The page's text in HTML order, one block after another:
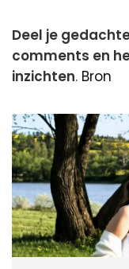
Deel je
comments en
inzichten. Bron